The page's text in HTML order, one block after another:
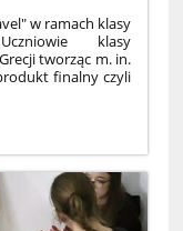
w ramach klasy
klasy
tworząc m. in.
finalny czyli